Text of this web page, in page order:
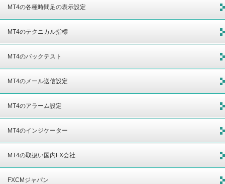
MT4の各種時間足の表示設定
MT4のテクニカル指標
MT4のバックテスト
MT4のメール送信設定
MT4のアラーム設定
MT4のインジケーター
MT4の取扱い国内FX会社
FXCMジャパン